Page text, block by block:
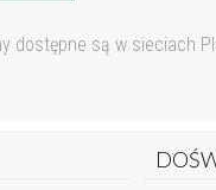
dostępne są w sieciach